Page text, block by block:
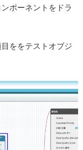
ポーネントをドラ
ををテストオブジ